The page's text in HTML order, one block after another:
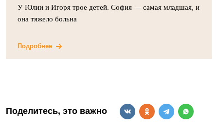
У Юлии и Игоря трое детей. София — самая младшая, и
она тяжело больна
Подробнее
Поделитесь, это важно